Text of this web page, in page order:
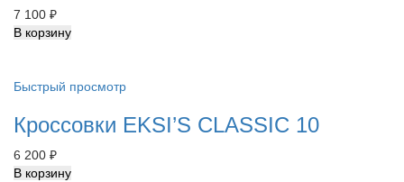
7 100 ₽
В корзину
Быстрый просмотр
Кроссовки EKSI’S CLASSIC 10
6 200 ₽
В корзину